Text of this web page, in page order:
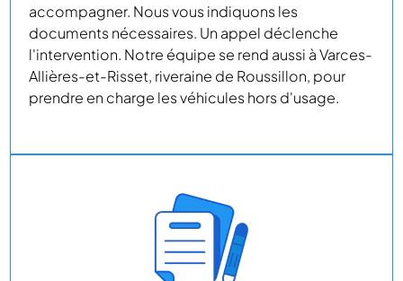
accompagner. Nous vous indiquons les
documents nécessaires. Un appel déclenche
l'intervention. Notre équipe se rend aussi à Varces-
Allières-et-Risset, riveraine de Roussillon, pour
prendre en charge les véhicules hors d'usage.